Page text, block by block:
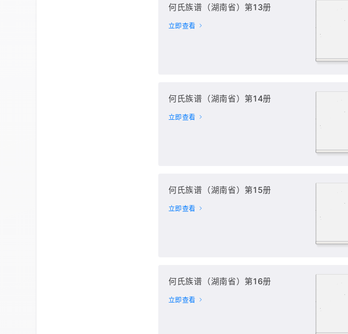
何氏族谱（湖南省）第13册
立即查看
何氏族谱（湖南省）第14册
立即查看
何氏族谱（湖南省）第15册
立即查看
何氏族谱（湖南省）第16册
立即查看